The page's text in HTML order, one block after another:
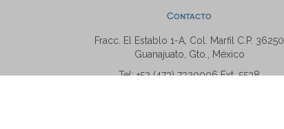
Contacto
Fracc. El Establo 1-A, Col. Marfil C.P. 36250
Guanajuato, Gto., México
Tel: +52 (473) 7320006 Ext. 5538